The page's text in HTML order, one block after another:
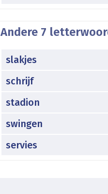
Andere 7
slakjes
schrijf
stadion
swingen
servies